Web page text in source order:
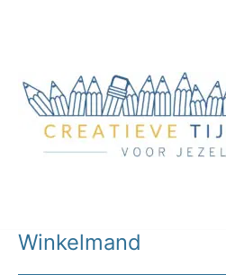
Winkelmand